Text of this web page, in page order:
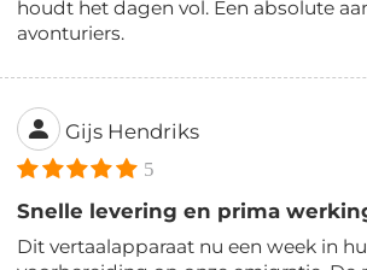
houdt het dagen vol. Een absolute
avonturiers.
Gijs Hendriks
5
Snelle levering en prima
Dit vertaalapparaat nu een week in